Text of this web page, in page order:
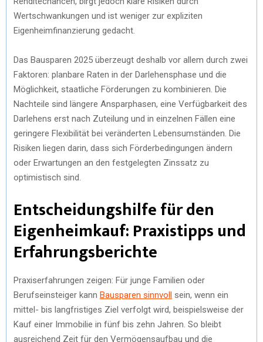
Wertschwankungen und ist weniger zur expliziten
Eigenheimfinanzierung gedacht.
Das Bausparen 2025 überzeugt deshalb vor allem durch zwei
Faktoren: planbare Raten in der Darlehensphase und die
Möglichkeit, staatliche Förderungen zu kombinieren. Die
Nachteile sind längere Ansparphasen, eine Verfügbarkeit des
Darlehens erst nach Zuteilung und in einzelnen Fällen eine
geringere Flexibilität bei veränderten Lebensumständen. Die
Risiken liegen darin, dass sich Förderbedingungen ändern
oder Erwartungen an den festgelegten Zinssatz zu
optimistisch sind.
Entscheidungshilfe für den
Eigenheimkauf: Praxistipps und
Erfahrungsberichte
Praxiserfahrungen zeigen: Für junge Familien oder
Berufseinsteiger kann Bausparen sinnvoll sein, wenn ein
mittel- bis langfristiges Ziel verfolgt wird, beispielsweise der
Kauf einer Immobilie in fünf bis zehn Jahren. So bleibt
ausreichend Zeit für den Vermögensaufbau und die